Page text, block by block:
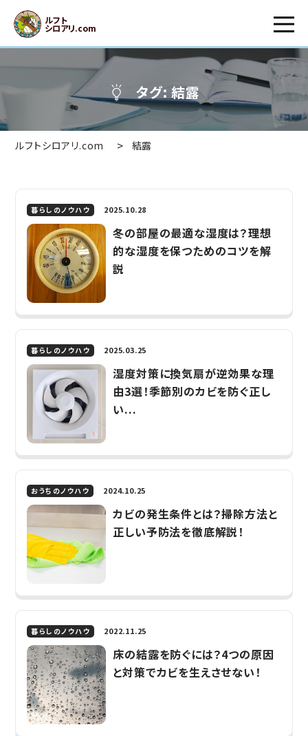
ルフト
シロアリ.com
タグ:結露
ルフトシロアリ.com > 結露
暮らしのノウハウ 2025.10.28
冬の部屋の最適な湿度は？理想
的な湿度を保つためのコツを解
説
暮らしのノウハウ 2025.03.25
湿度対策に換気扇が逆効果な理
由3選！季節別のカビを防ぐ正し
い...
おうちのノウハウ 2024.10.25
カビの発生条件とは？掃除方法と
正しい予防法を徹底解説！
暮らしのノウハウ 2022.11.25
床の結露を防ぐには？4つの原因
と対策でカビを生えさせない！